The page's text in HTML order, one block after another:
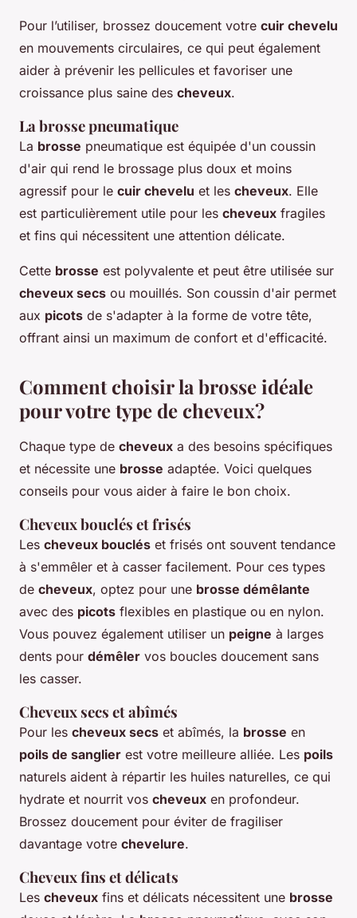
Pour l’utiliser, brossez doucement votre cuir chevelu
en mouvements circulaires, ce qui peut également
aider à prévenir les pellicules et favoriser une
croissance plus saine des cheveux.
La brosse pneumatique
La brosse pneumatique est équipée d'un coussin
d'air qui rend le brossage plus doux et moins
agressif pour le cuir chevelu et les cheveux. Elle
est particulièrement utile pour les cheveux fragiles
et fins qui nécessitent une attention délicate.
Cette brosse est polyvalente et peut être utilisée sur
cheveux secs ou mouillés. Son coussin d'air permet
aux picots de s'adapter à la forme de votre tête,
offrant ainsi un maximum de confort et d'efficacité.
Comment choisir la brosse idéale
pour votre type de cheveux?
Chaque type de cheveux a des besoins spécifiques
et nécessite une brosse adaptée. Voici quelques
conseils pour vous aider à faire le bon choix.
Cheveux bouclés et frisés
Les cheveux bouclés et frisés ont souvent tendance
à s'emmêler et à casser facilement. Pour ces types
de cheveux, optez pour une brosse démêlante
avec des picots flexibles en plastique ou en nylon.
Vous pouvez également utiliser un peigne à larges
dents pour démêler vos boucles doucement sans
les casser.
Cheveux secs et abîmés
Pour les cheveux secs et abîmés, la brosse en
poils de sanglier est votre meilleure alliée. Les poils
naturels aident à répartir les huiles naturelles, ce qui
hydrate et nourrit vos cheveux en profondeur.
Brossez doucement pour éviter de fragiliser
davantage votre chevelure.
Cheveux fins et délicats
Les cheveux fins et délicats nécessitent une brosse